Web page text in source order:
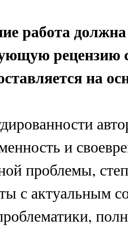
работа
рецензию
на
и
проблемы,
с актуальным